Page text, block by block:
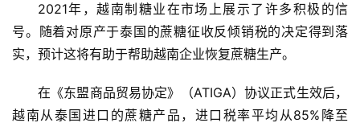
2021年，越南制糖业在市场上展示了许多积极的信
号。随着对原产于泰国的蔗糖征收反倾销税的决定得到落
实，预计这将有助于帮助越南企业恢复蔗糖生产。
在《东盟商品贸易协定》（ATIGA）协议正式生效后，
越南从泰国进口的蔗糖产品，进口税率平均从85%降至